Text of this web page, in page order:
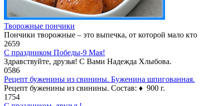
Творожные пончики
Пончики творожные – это выпечка, от которой мало кто
2659
С праздником Победы-9 Мая!
Здравствуйте, друзья! С Вами Надежда Хлыбова.
0586
Рецепт буженины из свинины. Буженина шпигованная.
Рецепт буженины из свинины. Состав: ♦ 900 г.
1 754